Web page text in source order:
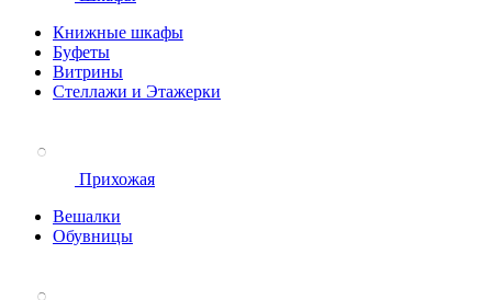
Книжные шкафы
Буфеты
Витрины
Стеллажи и Этажерки
Прихожая
Вешалки
Обувницы